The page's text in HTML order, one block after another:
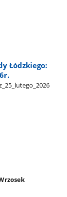
Łódzkiego: